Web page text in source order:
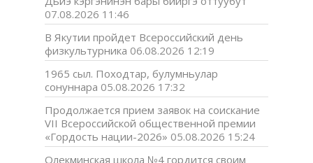
07.08.2026 11:46
В Якутии пройдет Всероссийский день
физкультурника 06.08.2026 12:19
1965 сыл. Походтар, булумньулар
сонуннара 05.08.2026 17:32
Продолжается прием заявок на соискание
VII Всероссийской общественной премии
«Гордость нации-2026» 05.08.2026 15:24
Олекминская школа №4 гордится своим